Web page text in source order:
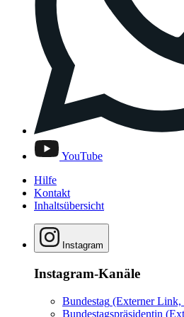
YouTube
Hilfe
Kontakt
Inhaltsübersicht
Instagram
Instagram-Kanäle
Bundestag (Externer Link,
Bundestagspräsidentin